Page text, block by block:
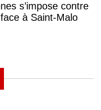
s’impose contre
à Saint-Malo